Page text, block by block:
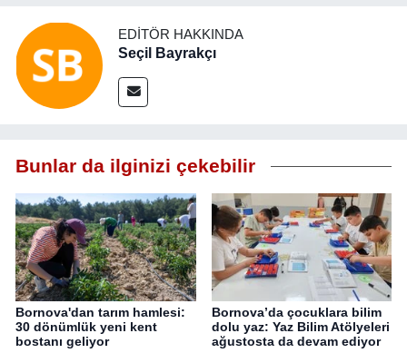
EDITÖR HAKKINDA
Seçil Bayrakçı
Bunlar da ilginizi çekebilir
Bornova'dan tarım hamlesi:
30 dönümlük yeni kent
bostanı geliyor
Bornova’da çocuklara bilim
dolu yaz: Yaz Bilim Atölyeleri
ağustosta da devam ediyor